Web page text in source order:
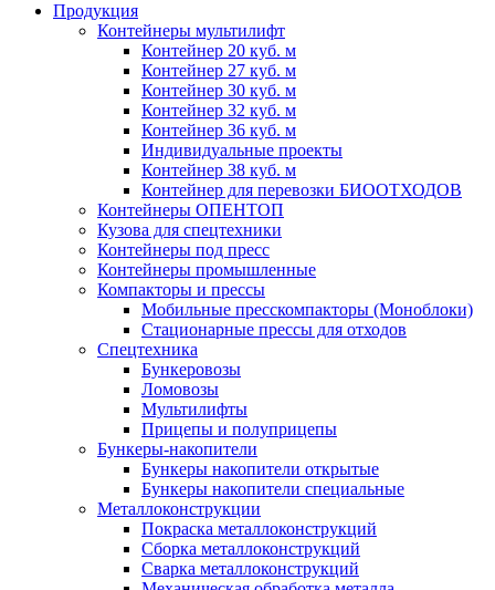
Продукция
Контейнеры мультилифт
Контейнер 20 куб. м
Контейнер 27 куб. м
Контейнер 30 куб. м
Контейнер 32 куб. м
Контейнер 36 куб. м
Индивидуальные проекты
Контейнер 38 куб. м
Контейнер для перевозки БИООТХОДОВ
Контейнеры ОПЕНТОП
Кузова для спецтехники
Контейнеры под пресс
Контейнеры промышленные
Компакторы и прессы
Мобильные пресскомпакторы (Моноблоки)
Стационарные прессы для отходов
Спецтехника
Бункеровозы
Ломовозы
Мультилифты
Прицепы и полуприцепы
Бункеры-накопители
Бункеры накопители открытые
Бункеры накопители специальные
Металлоконструкции
Покраска металлоконструкций
Сборка металлоконструкций
Сварка металлоконструкций